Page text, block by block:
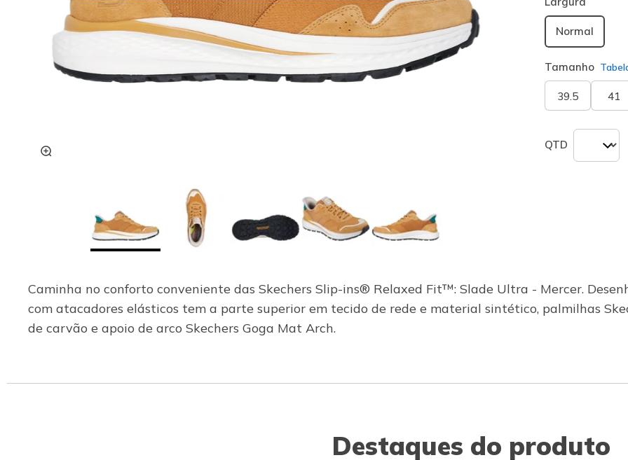
Normal
Tamanho
39.5 41
QTD
Caminha no conforto conveniente das Skechers Slip-ins® Relaxed Fit™: Slade Ultra - Mercer.
com atacadores elásticos tem a parte superior em tecido de rede e material sintético, palmilhas
de carvão e apoio de arco Skechers Goga Mat Arch.
Destaques do produto